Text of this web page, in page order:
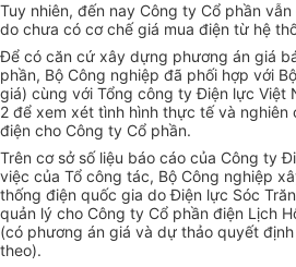
Tuy nhiên, đến nay Công ty Cổ phần
do chưa có cơ chế giá mua điện từ hệ
Để có căn cứ xây dựng phương án giá
phần, Bộ Công nghiệp đã phối hợp với
giá) cùng với Tổng công ty Điện lực Việt
2 để xem xét tình hình thực tế và nghiên
điện cho Công ty Cổ phần.
Trên cơ sở số liệu báo cáo của Công ty
việc của Tổ công tác, Bộ Công nghiệp
thống điện quốc gia do Điện lực Sóc
quản lý cho Công ty Cổ phần điện Lịch
(có phương án giá và dự thảo quyết
theo).